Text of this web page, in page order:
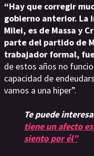
“Hay que corregir
gobierno anterior. La
Milei, es de Massa y
parte del partido de
trabajador formal,
de estos años no
capacidad de
vamos a una hiper”.
Te puede
tiene un afecto
siento por él”